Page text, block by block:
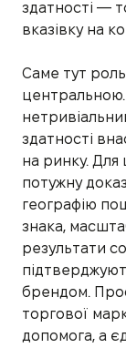
здатності —
вказівку на
Саме тут
здатності
на ринку. Для
потужну
географію
знака,
результати
брендом.
торгової
допомога, а